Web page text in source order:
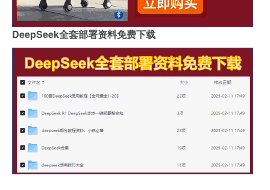
DeepSeek全套部署资料免费下载